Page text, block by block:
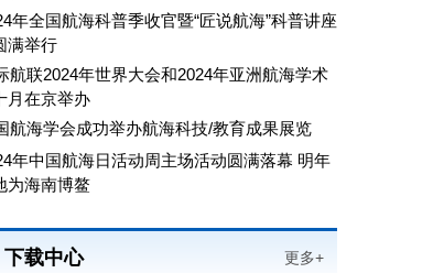
年全国航海科普季收官暨“匠说航海”科普讲座
满举行
航联2024年世界大会和2024年亚洲航海学术
月在京举办
航海学会成功举办航海科技/教育成果展览
年中国航海日活动周主场活动圆满落幕 明年
为海南博鳌
下载中心 更多+